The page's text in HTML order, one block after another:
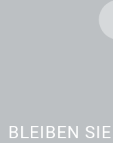
BLEIBEN